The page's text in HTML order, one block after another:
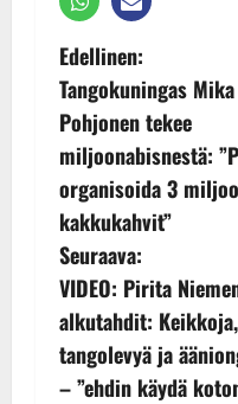
P
o
s
t
n
a
v
Edellinen:
Tangokuningas Mika
Pohjonen tekee
miljoonabisnestä:
organisoida 3
kakkukahvit”
Seuraava:
VIDEO: Pirita
alkutahdit: Keikkoja,
tangolevyä ja
– ”ehdin käydä